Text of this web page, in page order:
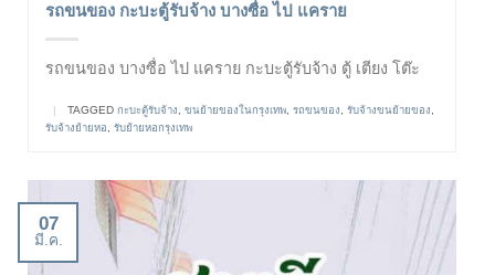
รถขนของ กะบะตู้รับจ้าง บางซื่อ ไป แคราย
รถขนของ บางซื่อ ไป แคราย กะบะตู้รับจ้าง ตู้ เตียง โต๊ะ
| TAGGED กะบะตู้รับจ้าง ขนย้ายของในกรุงเทพ รถขนของ รับจ้างขนย้ายของ
รับจ้างย้ายหอ
รับย้ายหอกรุงเทพ
07
มี.ค.